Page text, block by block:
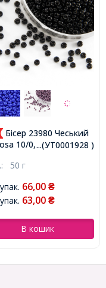
...(УТ0001928 )
Бісер 23980 Чеський
10/0, Природний
(УТ0001928)
50 г
66,00 ₴
63,00 ₴
В кошик